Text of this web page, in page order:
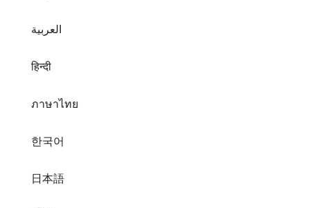
العربية
हिन्दी
ภาษาไทย
한국어
日本語